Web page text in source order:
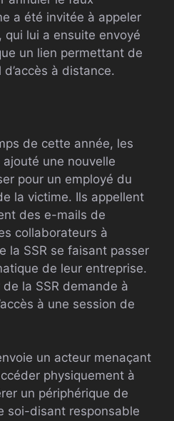
a été invitée à appeler
qui lui a ensuite envoyé
un lien permettant de
à distance.
de cette année, les
une nouvelle
pour un employé du
la victime. Ils appellent
des e-mails de
collaborateurs à
la SSR se faisant passer
de leur entreprise.
de la SSR demande à
à une session de
un acteur menaçant
physiquement à
un périphérique de
soi-disant responsable